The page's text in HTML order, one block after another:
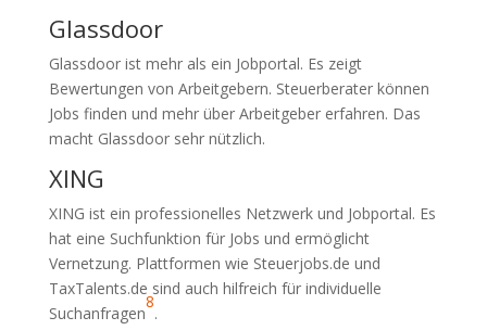
Glassdoor
Glassdoor ist mehr als ein Jobportal. Es zeigt
Bewertungen von Arbeitgebern. Steuerberater können
Jobs finden und mehr über Arbeitgeber erfahren. Das
macht Glassdoor sehr nützlich.
XING
XING ist ein professionelles Netzwerk und Jobportal. Es
hat eine Suchfunktion für Jobs und ermöglicht
Vernetzung. Plattformen wie Steuerjobs.de und
TaxTalents.de sind auch hilfreich für individuelle
Suchanfragen
8
.